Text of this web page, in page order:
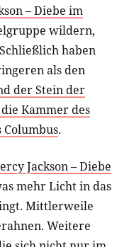
– Diebe im
wildern,
haben
als den
der Stein der
Kammer des
Columbus.
Jackson – Diebe
mehr Licht in das
Mittlerweile
Weitere